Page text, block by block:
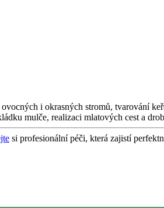
i okrasných stromů, tvarování
mulče, realizaci mlatových cest a
si profesionální péči, která zajistí